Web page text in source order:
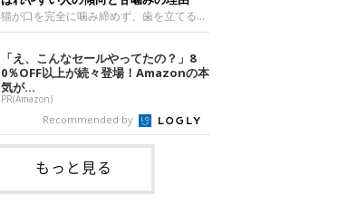
しょう。首を深く折り曲げずに済むため、
関節や食道への負
変化だけで判断せず、全身の様子も確認し
てねこのきもち投稿写真ギャラリー猫の鳴
ように見えることがあります。 ただ、鳴
き声だけで原因を決めるのは難しく、体調
や環境の変化を
すぎ対策もしっかりと行うことが大切で
す。今回は獣医師の重本仁先生に、猫の冷
ました。（1） 冷房の効いていない部屋に
行き来できるようにするねこのきもち投稿
写真ギャラリー猫が寒いと感じたときに、
冷気から逃れる「逃げ場」を用意しておき
ましょう。冷房の効いていない部屋や廊下
へも自由に行き来できるように、ドアは猫
が通れる程度に
猫が口を完全に噛み締めず、歯を立てる程
度に噛む“甘噛み”。遊びやスキンシップの
ときに繰り出すことがありますが、同じ家
族でも噛まれる頻度に違いがあると感じる
ことも。ねこのきもちWEB MAGAZINEで
は、飼い主さんたちにアンケートを実施
し、愛猫が甘噛みする相手を選んでいると
感じる状況を教えてもらいました。また、
ねこのきもち獣医師相談室の原駿太朗先生
には、実際に猫は甘噛みする相手を選んで
いるのか、その真相をお聞きします。約6
割の飼い主さんが「甘噛みする相手を選ん
「え、こんなセールやってたの？」8
0％OFF以上が続々登場！Amazonの本
気が...
PR(Amazon)
Recommended by
もっと見る